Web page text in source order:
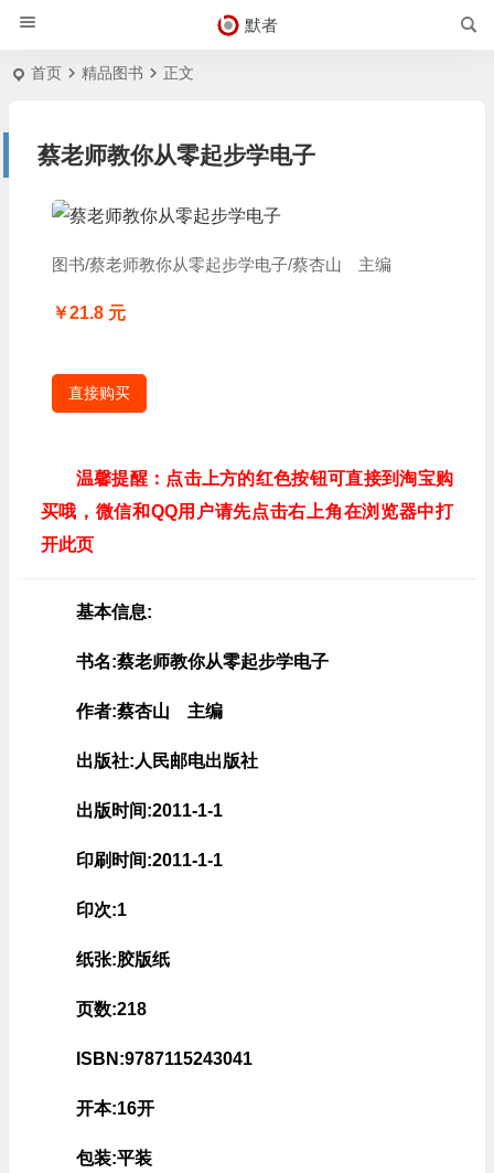
默者
首页 精品图书 正文
蔡老师教你从零起步学电子
图书/蔡老师教你从零起步学电子/蔡杏山 主编
￥21.8 元
直接购买
温馨提醒：点击上方的红色按钮可直接到淘宝购
买哦，微信和QQ用户请先点击右上角在浏览器中打
开此页
基本信息:
书名:蔡老师教你从零起步学电子
作者:蔡杏山 主编
出版社:人民邮电出版社
出版时间:2011-1-1
印刷时间:2011-1-1
印次:1
纸张:胶版纸
页数:218
ISBN:9787115243041
开本:16开
包装:平装